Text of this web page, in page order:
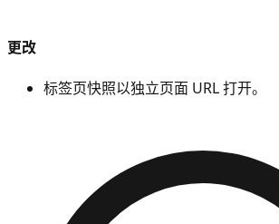
更改
标签页快照以独立页面 URL 打开。